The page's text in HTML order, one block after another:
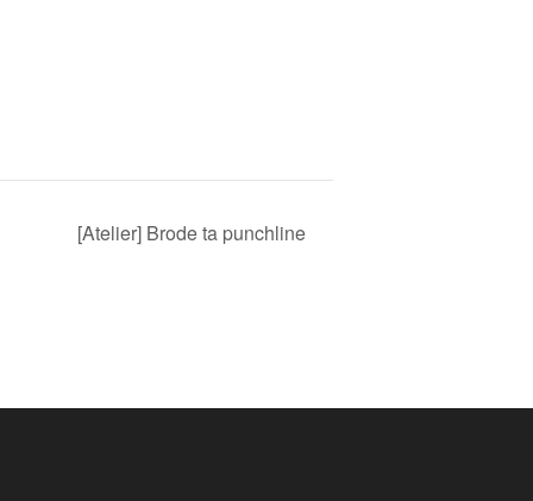
[Atelier] Brode ta punchline